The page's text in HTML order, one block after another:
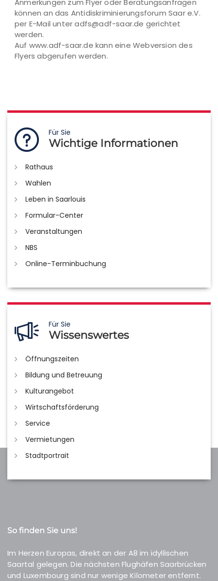
Anmerkungen zum Flyer oder Beratungsanfragen
können an das Antidiskriminierungsforum Saar e.V.
per E-Mail unter adfs@adf-saar.de gerichtet
werden.
Auf www.adf-saar.de kann eine Webversion des
Flyers abgerufen werden.
Für Sie
Wichtige Informationen
Rathaus
Wahlen
Leben in Saarlouis
Formular-Center
Veranstaltungen
NBS
Online-Terminbuchung
Für Sie
Wissenswertes
Öffnungszeiten
Bildung und Betreuung
Kulturangebot
Wirtschaftsförderung
Service
Vermietungen
Stadtportrait
So finden Sie uns!
Im Herzen Europas, direkt an der A8 im idyllischen
Saartal gelegen. Die nächsten Flughäfen Saarbrücken
und Luxembourg sind nur wenige Kilometer entfernt.